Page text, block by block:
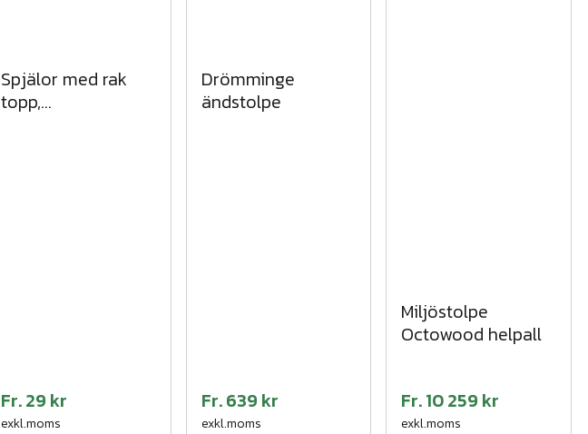
Spjälor med rak
topp,
Fr.29 kr
exkl.moms
Drömminge
ändstolpe
Fr.639 kr
exkl.moms
Miljöstolpe
Octowood helpall
Fr.10 259 kr
exkl.moms